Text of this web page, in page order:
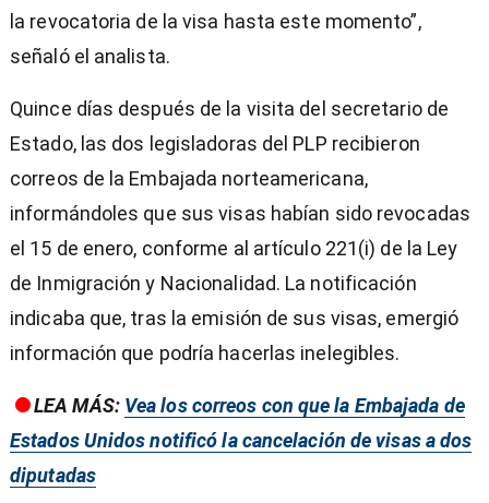
la revocatoria de la visa hasta este momento”,
señaló el analista.
Quince días después de la visita del secretario de
Estado, las dos legisladoras del PLP recibieron
correos de la Embajada norteamericana,
informándoles que sus visas habían sido revocadas
el 15 de enero, conforme al artículo 221(i) de la Ley
de Inmigración y Nacionalidad. La notificación
indicaba que, tras la emisión de sus visas, emergió
información que podría hacerlas inelegibles.
LEA MÁS: Vea los correos con que la Embajada de
Estados Unidos notificó la cancelación de visas a dos
diputadas